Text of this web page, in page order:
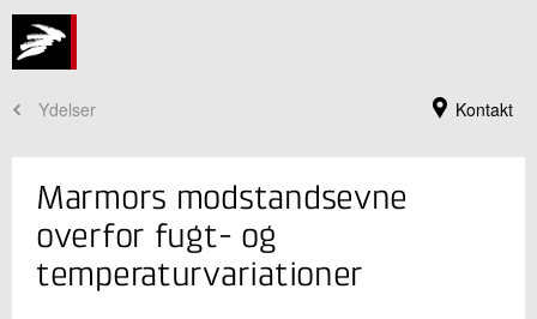
Kontakt
Ydelser
Marmors modstandsevne
overfor fugt- og
temperaturvariationer